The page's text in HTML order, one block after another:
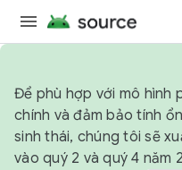
Để phù hợp với mô hình
chính và đảm bảo tính
sinh thái, chúng tôi sẽ
vào quý 2 và quý 4